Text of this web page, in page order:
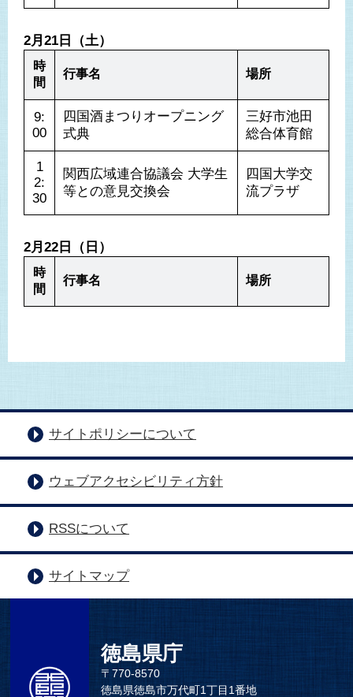
2月21日（土）
時
間
行事名 場所
9:
00
四国酒まつりオープニング
式典
三好市池田
総合体育館
1
2:
30
関西広域連合協議会 大学生
等との意見交換会
四国大学交
流プラザ
2月22日（日）
時
間
行事名 場所
サイトポリシーについて
ウェブアクセシビリティ方針
RSSについて
サイトマップ
徳島県庁
〒770-8570
徳島県徳島市万代町1丁目1番地